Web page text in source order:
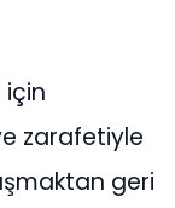
için
zarafetiyle
geri